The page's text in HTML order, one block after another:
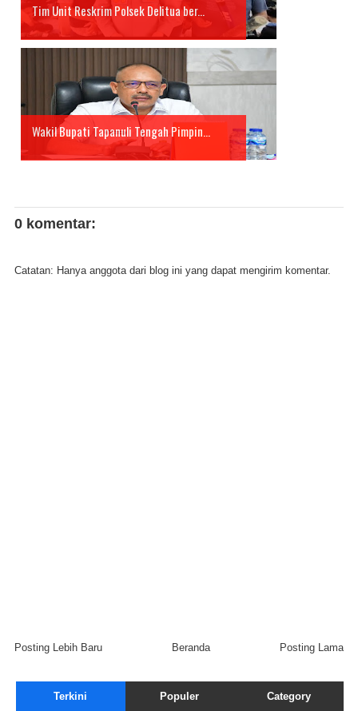
Tim Unit Reskrim Polsek Delitua ber...
Wakil Bupati Tapanuli Tengah Pimpin...
0 komentar:
Catatan: Hanya anggota dari blog ini yang dapat mengirim komentar.
Posting Lebih Baru Posting Lama
Beranda
Terkini Populer Category